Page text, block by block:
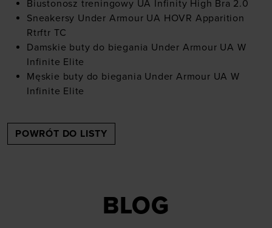
Biustonosz treningowy UA Infinity High Bra 2.0
Sneakersy Under Armour UA HOVR Apparition
Rtrftr TC
Damskie buty do biegania Under Armour UA W
Infinite Elite
Męskie buty do biegania Under Armour UA W
Infinite Elite
POWRÓT DO LISTY
BLOG